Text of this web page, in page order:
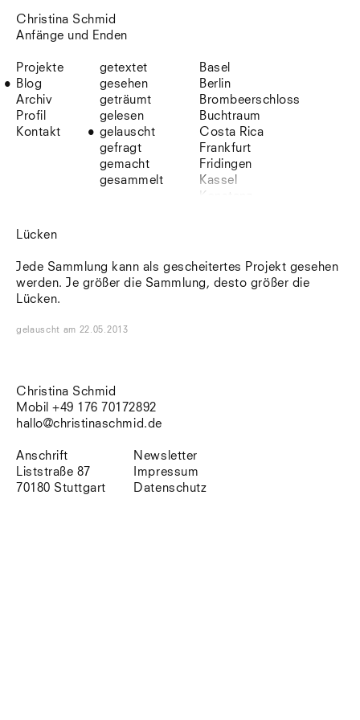
Christina Schmid
Anfänge und Enden
Projekte
Blog
Archiv
Profil
Kontakt
getextet
gesehen
geträumt
gelesen
gelauscht
gefragt
gemacht
gesammelt
Basel
Berlin
Brombeerschloss
Buchtraum
Costa Rica
Frankfurt
Fridingen
Kassel
Lio
Lissabon
NYC
Lücken
Jede Sammlung kann als gescheitertes Projekt gesehen
werden. Je größer die Sammlung, desto größer die
Lücken.
gelauscht am 22.05.2013
Christina Schmid
Mobil +49 176 70172892
hallo@christinaschmid.de
Anschrift
Liststraße 87
70180 Stuttgart
Newsletter
Impressum
Datenschutz